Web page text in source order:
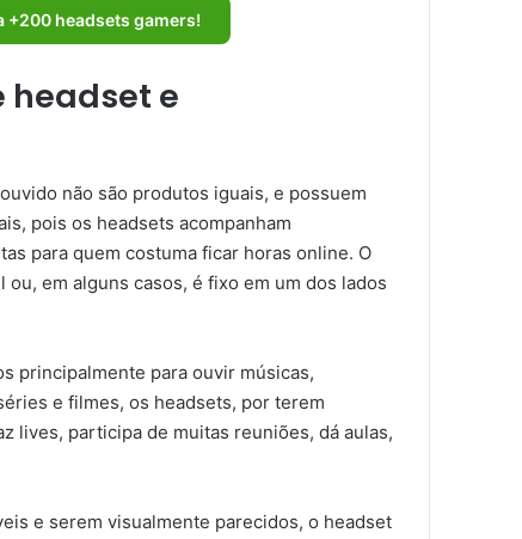
+200 headsets gamers!
headset e
não são produtos iguais, e possuem
pois os headsets acompanham
para quem costuma ficar horas online. O
em alguns casos, é fixo em um dos lados
principalmente para ouvir músicas,
e filmes, os headsets, por terem
lives, participa de muitas reuniões, dá aulas,
e serem visualmente parecidos, o headset